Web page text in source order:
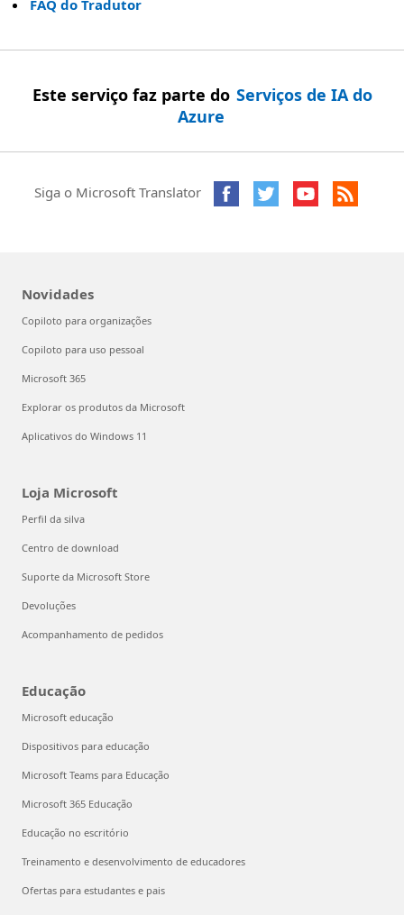
FAQ do Tradutor
Este serviço faz parte do Serviços de IA do
Azure
Siga o Microsoft Translator
Novidades
Copiloto para organizações
Copiloto para uso pessoal
Microsoft 365
Explorar os produtos da Microsoft
Aplicativos do Windows 11
Loja Microsoft
Perfil da silva
Centro de download
Suporte da Microsoft Store
Devoluções
Acompanhamento de pedidos
Educação
Microsoft educação
Dispositivos para educação
Microsoft Teams para Educação
Microsoft 365 Educação
Educação no escritório
Treinamento e desenvolvimento de educadores
Ofertas para estudantes e pais